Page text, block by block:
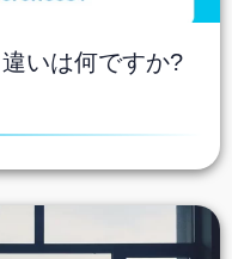
いは何ですか?